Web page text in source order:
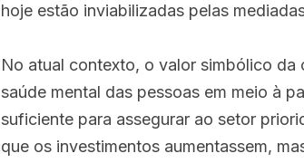
hoje estão inviabilizadas pelas
No atual contexto, o valor simbólico da
saúde mental das pessoas em meio à
suficiente para assegurar ao setor
que os investimentos aumentassem,